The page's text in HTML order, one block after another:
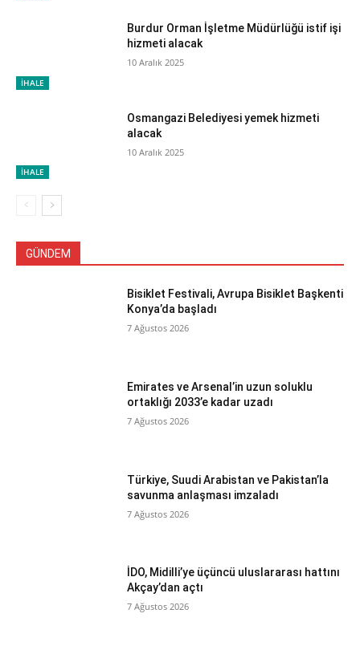
İHALE
Burdur Orman İşletme Müdürlüğü istif işi
hizmeti alacak
10 Aralık 2025
İHALE
Osmangazi Belediyesi yemek hizmeti
alacak
10 Aralık 2025
GÜNDEM
Bisiklet Festivali, Avrupa Bisiklet Başkenti
Konya’da başladı
7 Ağustos 2026
Emirates ve Arsenal’in uzun soluklu
ortaklığı 2033’e kadar uzadı
7 Ağustos 2026
Türkiye, Suudi Arabistan ve Pakistan’la
savunma anlaşması imzaladı
7 Ağustos 2026
İDO, Midilli’ye üçüncü uluslararası hattını
Akçay’dan açtı
7 Ağustos 2026